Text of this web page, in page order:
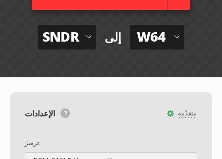
SNDR إلى W64
متقدّمة
ترميز: